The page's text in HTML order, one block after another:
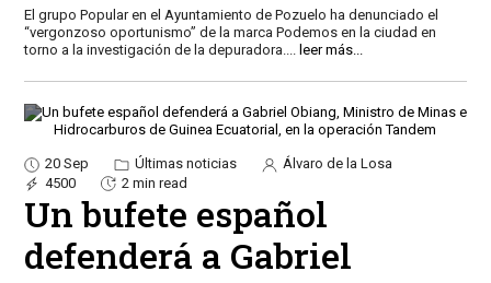
El grupo Popular en el Ayuntamiento de Pozuelo ha denunciado el
“vergonzoso oportunismo” de la marca Podemos en la ciudad en
torno a la investigación de la depuradora.... leer más...
20 Sep Últimas noticias
Álvaro de la Losa
4500
2 min read
Un bufete español
defenderá a Gabriel